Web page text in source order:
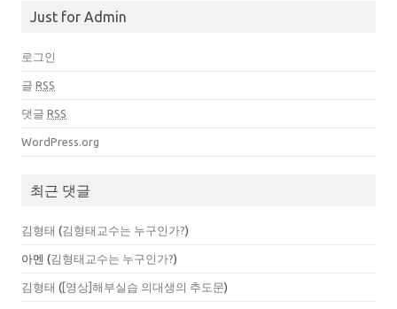
Just for Admin
로그인
글 RSS
댓글 RSS
WordPress.org
최근 댓글
김형태 (김형태교수는 누구인가?)
아멘 (김형태교수는 누구인가?)
김형태 ( [영상]해부실습 의대생의 추도문)